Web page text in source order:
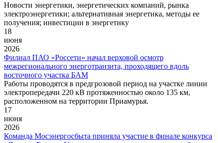
Новости энергетики, энергетических компаний, рынка
электроэнергетики; альтернативная энергетика, методы ее
получения; инвестиции в энергетику
18
июня
2026
Филиал ПАО «Россети» начал верховой осмотр
межрегионального энерготранзита, проходящего вдоль
восточного участка БАМ
Работы проводятся в предгрозовой период на участке линии
электропередачи 220 кВ протяженностью около 135 км,
расположенном на территории Приамурья.
17
июня
2026
Команда Мосэнергосбыта приняла участие в финале конкурса